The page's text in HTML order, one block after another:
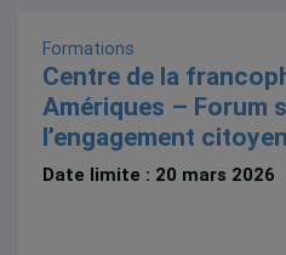
Formations
Centre de la
Amériques – Forum
l’engagement citoyen
Date limite : 20 mars 2026